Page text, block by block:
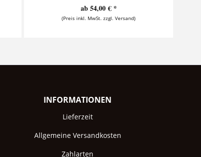
ab 54,00 € *
(Preis inkl. MwSt. zzgl. Versand)
INFORMATIONEN
Lieferzeit
Allgemeine Versandkosten
Zahlarten